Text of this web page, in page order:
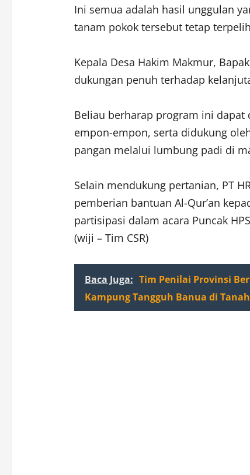
Ini semua adalah hasil unggulan
tanam pokok tersebut tetap
Kepala Desa Hakim Makmur,
dukungan penuh terhadap
Beliau berharap program ini
empon-empon, serta didukung
pangan melalui lumbung padi di
Selain mendukung pertanian, PT
pemberian bantuan Al-Qur’an
partisipasi dalam acara Puncak
(wiji – Tim CSR)
Baca Juga: Tim Penilai Provinsi
Kampung Tangguh Banua di